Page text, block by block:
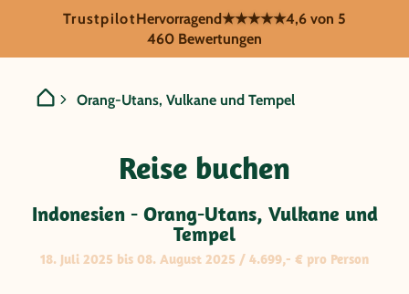
GRUPPENREISE:
Indonesien - Orang-
TrustpilotHervorragend★★★★★4,6 von 5
460 Bewertungen
Orang-Utans, Vulkane und Tempel
Reise buchen
Indonesien - Orang-Utans, Vulkane und
Tempel
18. Juli 2025 bis 08. August 2025 / 4.699,- € pro Person